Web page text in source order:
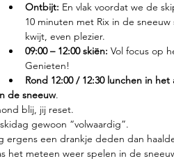
Ontbijt: En vlak voordat we de
10 minuten met Rix in de
kwijt, even plezier.
09:00 – 12:00 skiën: Vol focus op
Genieten!
Rond 12:00 / 12:30 lunchen in
de sneeuw.
blij, jij reset.
gewoon “volwaardig”.
ergens een drankje deden dan
het meteen weer spelen in de